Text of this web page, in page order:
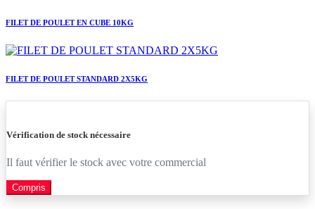
FILET DE POULET EN CUBE 10KG
FILET DE POULET STANDARD 2X5KG
Vérification de stock nécessaire
Il faut vérifier le stock avec votre commercial
Compris